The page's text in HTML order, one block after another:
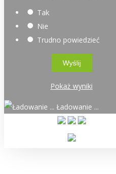
Tak
Nie
Trudno powiedzieć
Pokaż wyniki
Ładowanie ...